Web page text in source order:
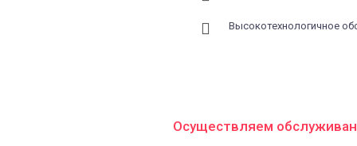
Высокотехнологичное
Осуществляем